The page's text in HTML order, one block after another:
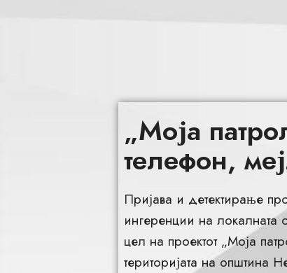
„Моја
телефон,
Пријава и детектирање
ингеренции на локалната
цел на проектот „Моја
територијата на општина